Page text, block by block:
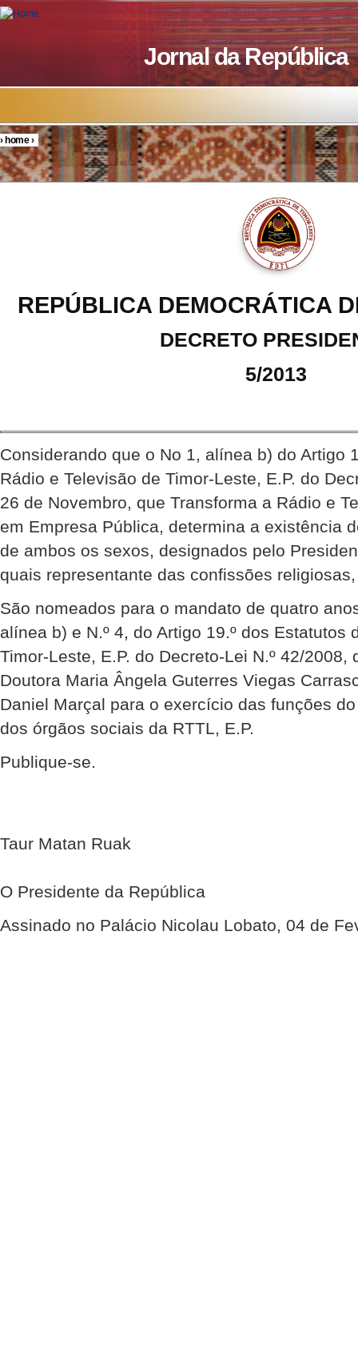
Skip to main content
Jornal da República
You are here
›home›
REPÚBLICA DEMOCRÁTICA
DECRETO
5/2013
Considerando que o No 1, alínea b) do Artigo
Rádio e Televisão de Timor-Leste, E.P. do
26 de Novembro, que Transforma a Rádio e
em Empresa Pública, determina a existência
de ambos os sexos, designados pelo
quais representante das confissões
São nomeados para o mandato de quatro
alínea b) e N.º 4, do Artigo 19.º dos Estatutos
Timor-Leste, E.P. do Decreto-Lei N.º 42/2008,
Doutora Maria Ângela Guterres Viegas
Daniel Marçal para o exercício das funções
dos órgãos sociais da RTTL, E.P.
Publique-se.
Taur Matan Ruak
O Presidente da República
Assinado no Palácio Nicolau Lobato, 04 de